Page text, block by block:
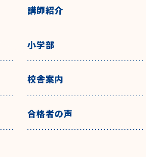
講師紹介
小学部
校舎案内
合格者の声